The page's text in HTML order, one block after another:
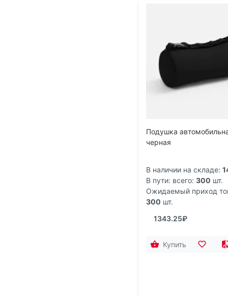
Подушка
черная
В наличии на складе:
В пути: всего: 300 шт.
Ожидаемый приход
300 шт.
1343.25₽
Купить